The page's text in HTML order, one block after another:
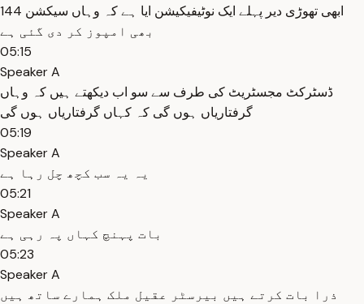
ابھی تھوڑی دیر پہلے ایک نوٹیفیکیشن ایا ہے کہ وہاں سیکشن 144
بھی امپوز کر دی گئی ہے
05:15
Speaker A
ڈسٹرکٹ مجسٹریٹ کی طرف سے سو اب دیکھتے ہیں کہ وہاں
گرفتاریاں ہوں گی کہ کہاں گرفتاریاں ہوں گی
05:19
Speaker A
یہ یہ سب کچھ چل رہا ہے
05:21
Speaker A
بات پہنچ کہاں پہ رہی ہے
05:23
Speaker A
ذرا بات کرتے ہیں بیرسٹر عقیل ملک ہمارے ساتھ ہیں